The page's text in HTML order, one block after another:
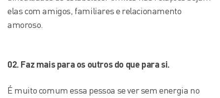
elas com amigos, familiares e relacionamento
amoroso.
02. Faz mais para os outros do que para si.
É muito comum essa pessoa se ver sem energia no